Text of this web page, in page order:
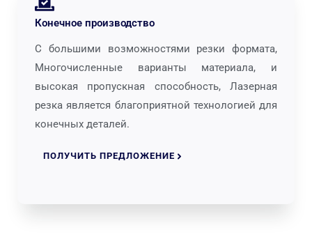
Конечное производство
С большими возможностями резки формата,
Многочисленные варианты материала, и
высокая пропускная способность, Лазерная
резка является благоприятной технологией для
конечных деталей.
ПОЛУЧИТЬ ПРЕДЛОЖЕНИЕ